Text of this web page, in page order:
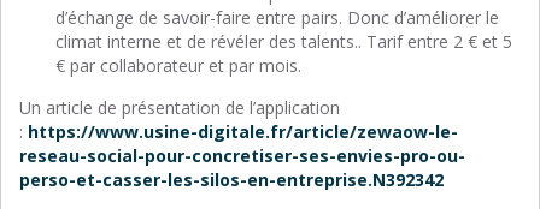
d’échange de savoir-faire entre pairs. Donc d’améliorer le
climat interne et de révéler des talents.. Tarif entre 2 € et 5
€ par collaborateur et par mois.
Un article de présentation de l’application
: https://www.usine-digitale.fr/article/zewaow-le-
reseau-social-pour-concretiser-ses-envies-pro-ou-
perso-et-casser-les-silos-en-entreprise.N392342